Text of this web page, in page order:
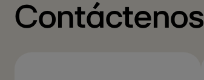
Contáctenos